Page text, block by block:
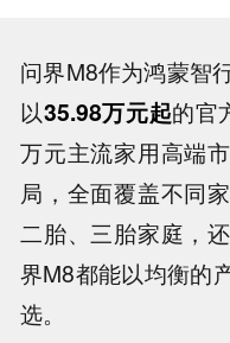
问界M8作为鸿蒙智
以35.98万元起的官
万元主流家用高端
局，全面覆盖不同
二胎、三胎家庭，
界M8都能以均衡的
选。